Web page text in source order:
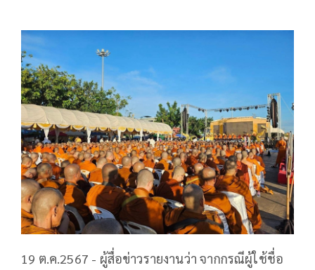
19 ต.ค.2567 - ผู้สื่อข่าวรายงานว่า จากกรณีผู้ใช้ชื่อ